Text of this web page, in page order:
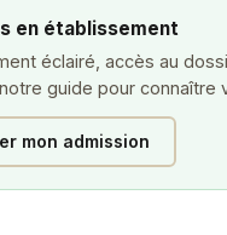
en établissement
éclairé, accès au
guide pour connaître
mon admission